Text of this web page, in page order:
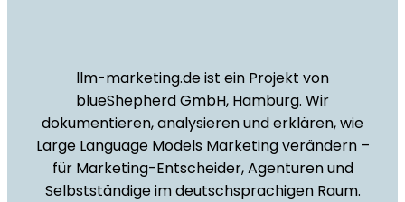
llm-marketing.de ist ein Projekt von
blueShepherd GmbH, Hamburg. Wir
dokumentieren, analysieren und erklären, wie
Large Language Models Marketing verändern –
für Marketing-Entscheider, Agenturen und
Selbstständige im deutschsprachigen Raum.